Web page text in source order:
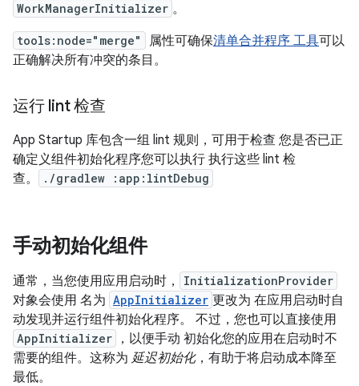
WorkManagerInitializer 。
tools:node="merge" 属性可确保清单合并程序 工具可以
正确解决所有冲突的条目。
运行 lint 检查
App Startup 库包含一组 lint 规则，可用于检查 您是否已正
确定义组件初始化程序您可以执行 执行这些 lint 检
查。
./gradlew :app:lintDebug
手动初始化组件
通常，当您使用应用启动时， InitializationProvider
对象会使用 名为 AppInitializer 更改为 在应用启动时自
动发现并运行组件初始化程序。 不过，您也可以直接使用
AppInitializer
，以便手动 初始化您的应用在启动时不
需要的组件。这称为延迟初始化，有助于将启动成本降至
最低。